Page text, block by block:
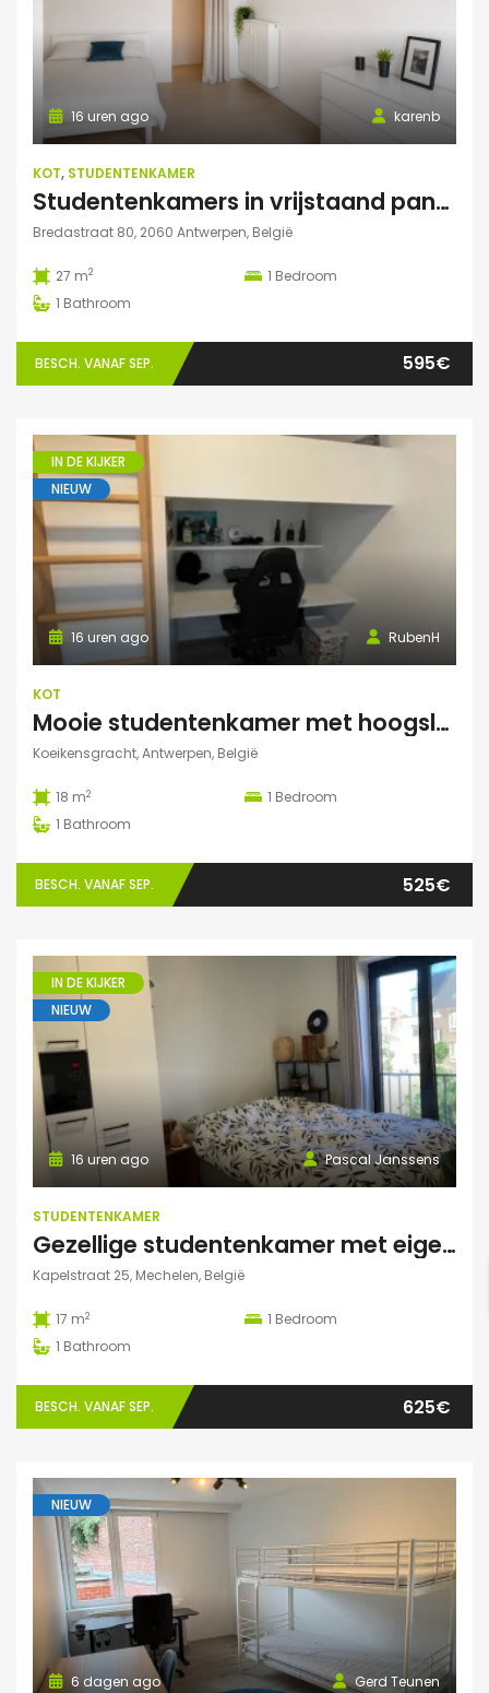
karenb
16 uren ago
KOT, STUDENTENKAMER
Studentenkamers in vrijstaand pand ‘De Drie Snellen’.
Bredastraat 80, 2060 Antwerpen, België
27 m2 1 Bedroom
1 Bathroom
BESCH. VANAF SEP. 595€
IN DE KIJKER
NIEUW
RubenH
16 uren ago
KOT
Mooie studentenkamer met hoogslaper en grote gemeenschappelijke ruimte/terras in Campus Eilandje
Koeikensgracht, Antwerpen, België
18 m2 1 Bedroom
1 Bathroom
BESCH. VANAF SEP. 525€
IN DE KIJKER
NIEUW
Pascal Janssens
16 uren ago
STUDENTENKAMER
Gezellige studentenkamer met eigen badkamer in Mechelen
Kapelstraat 25, Mechelen, België
17 m2 1 Bedroom
1 Bathroom
BESCH. VANAF SEP. 625€
NIEUW
Gerd Teunen
6 dagen ago